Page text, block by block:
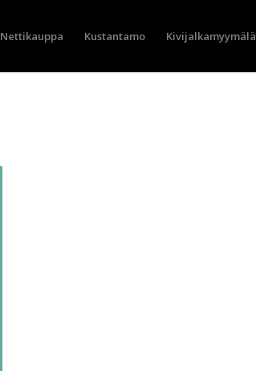
Nettikauppa Kustantamo Kivijalkamyymälä